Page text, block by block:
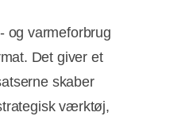
og varmeforbrug
Det giver et
skaber
værktøj,